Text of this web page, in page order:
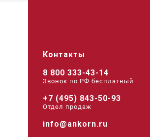
Контакты
8 800 333-43-14
Звонок по РФ беcплатный
+7 (495) 843-50-93
Отдел продаж
info@ankorn.ru